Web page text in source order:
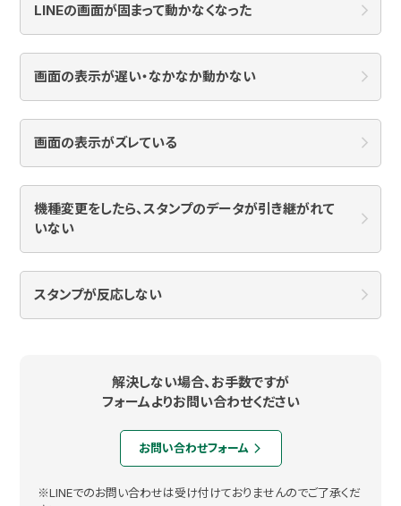
LINEの画面が固まって動かなくなった
画面の表示が遅い・なかなか動かない
画面の表示がズレている
機種変更をしたら、スタンプのデータが引き継がれて
いない
スタンプが反応しない
解決しない場合、お手数ですが
フォームよりお問い合わせください
お問い合わせフォーム arrow_forward_ios
※LINEでのお問い合わせは受け付けておりませんのでご了承くだ